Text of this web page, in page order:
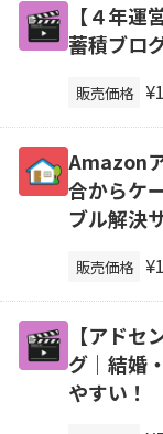
【４年
蓄積ブロ
販売価格
Amazon
合からケ
ブル解決
販売価格
【アド
グ｜結婚
やすい！